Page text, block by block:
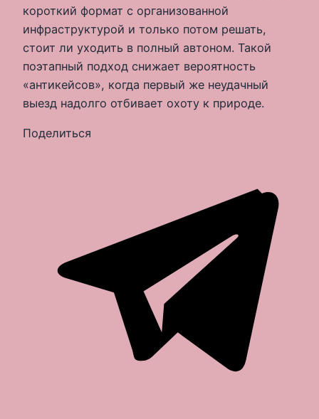
короткий формат с организованной
инфраструктурой и только потом решать,
стоит ли уходить в полный автоном. Такой
поэтапный подход снижает вероятность
«антикейсов», когда первый же неудачный
выезд надолго отбивает охоту к природе.
Поделиться